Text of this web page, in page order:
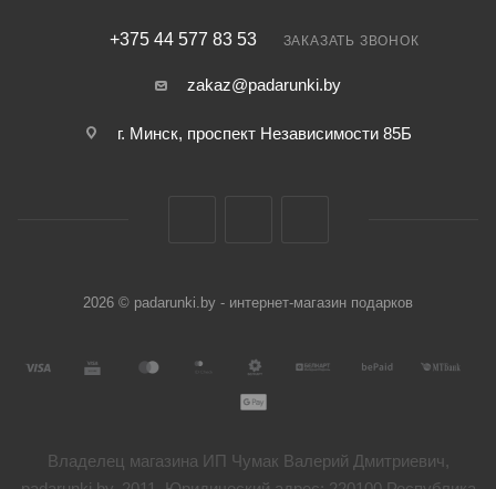
+375 44 577 83 53 ЗАКАЗАТЬ ЗВОНОК
zakaz@padarunki.by
г. Минск, проспект Независимости 85Б
2026 © padarunki.by - интернет-магазин подарков
Владелец магазина ИП Чумак Валерий Дмитриевич,